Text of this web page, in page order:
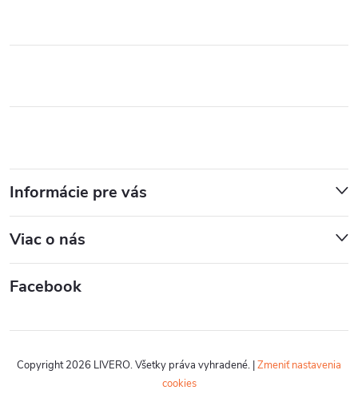
Informácie pre vás
Viac o nás
Facebook
Copyright 2026 LIVERO. Všetky práva vyhradené. |Zmeniť nastavenia
cookies